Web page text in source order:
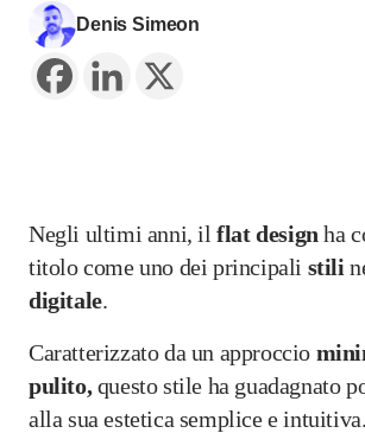
Denis Simeon
Negli ultimi anni, ilflat design ha
titolo come uno dei principali stili
digitale.
Caratterizzato da un approccio
pulito,questo stile ha guadagnato
alla sua estetica semplice e intuitiva.